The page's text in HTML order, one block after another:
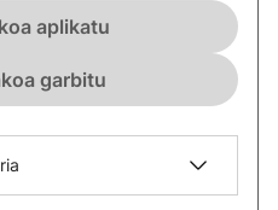
aplikatu
garbitu